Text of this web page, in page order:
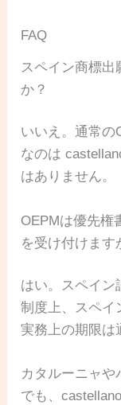
FAQ
スペイン商標出
か？
いいえ。通常の
なのは
はありません。
OEPMは優先権
を受け付けます
はい。スペイン
制度上、スペイ
実務上の期限は
カタルーニャや
でも、